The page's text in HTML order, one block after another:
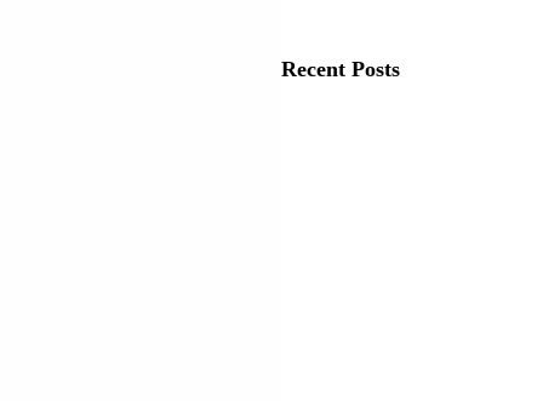
Recent Posts